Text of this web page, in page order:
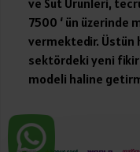
ve Süt Ürünleri,
7500 ‘ ün üzerinde
vermektedir. Üstün
sektördeki yeni
modeli haline